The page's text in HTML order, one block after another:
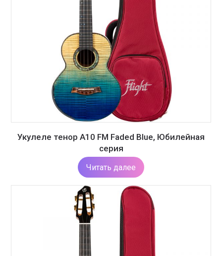
Укулеле тенор A10 FM Faded Blue, Юбилейная
серия
Читать далее